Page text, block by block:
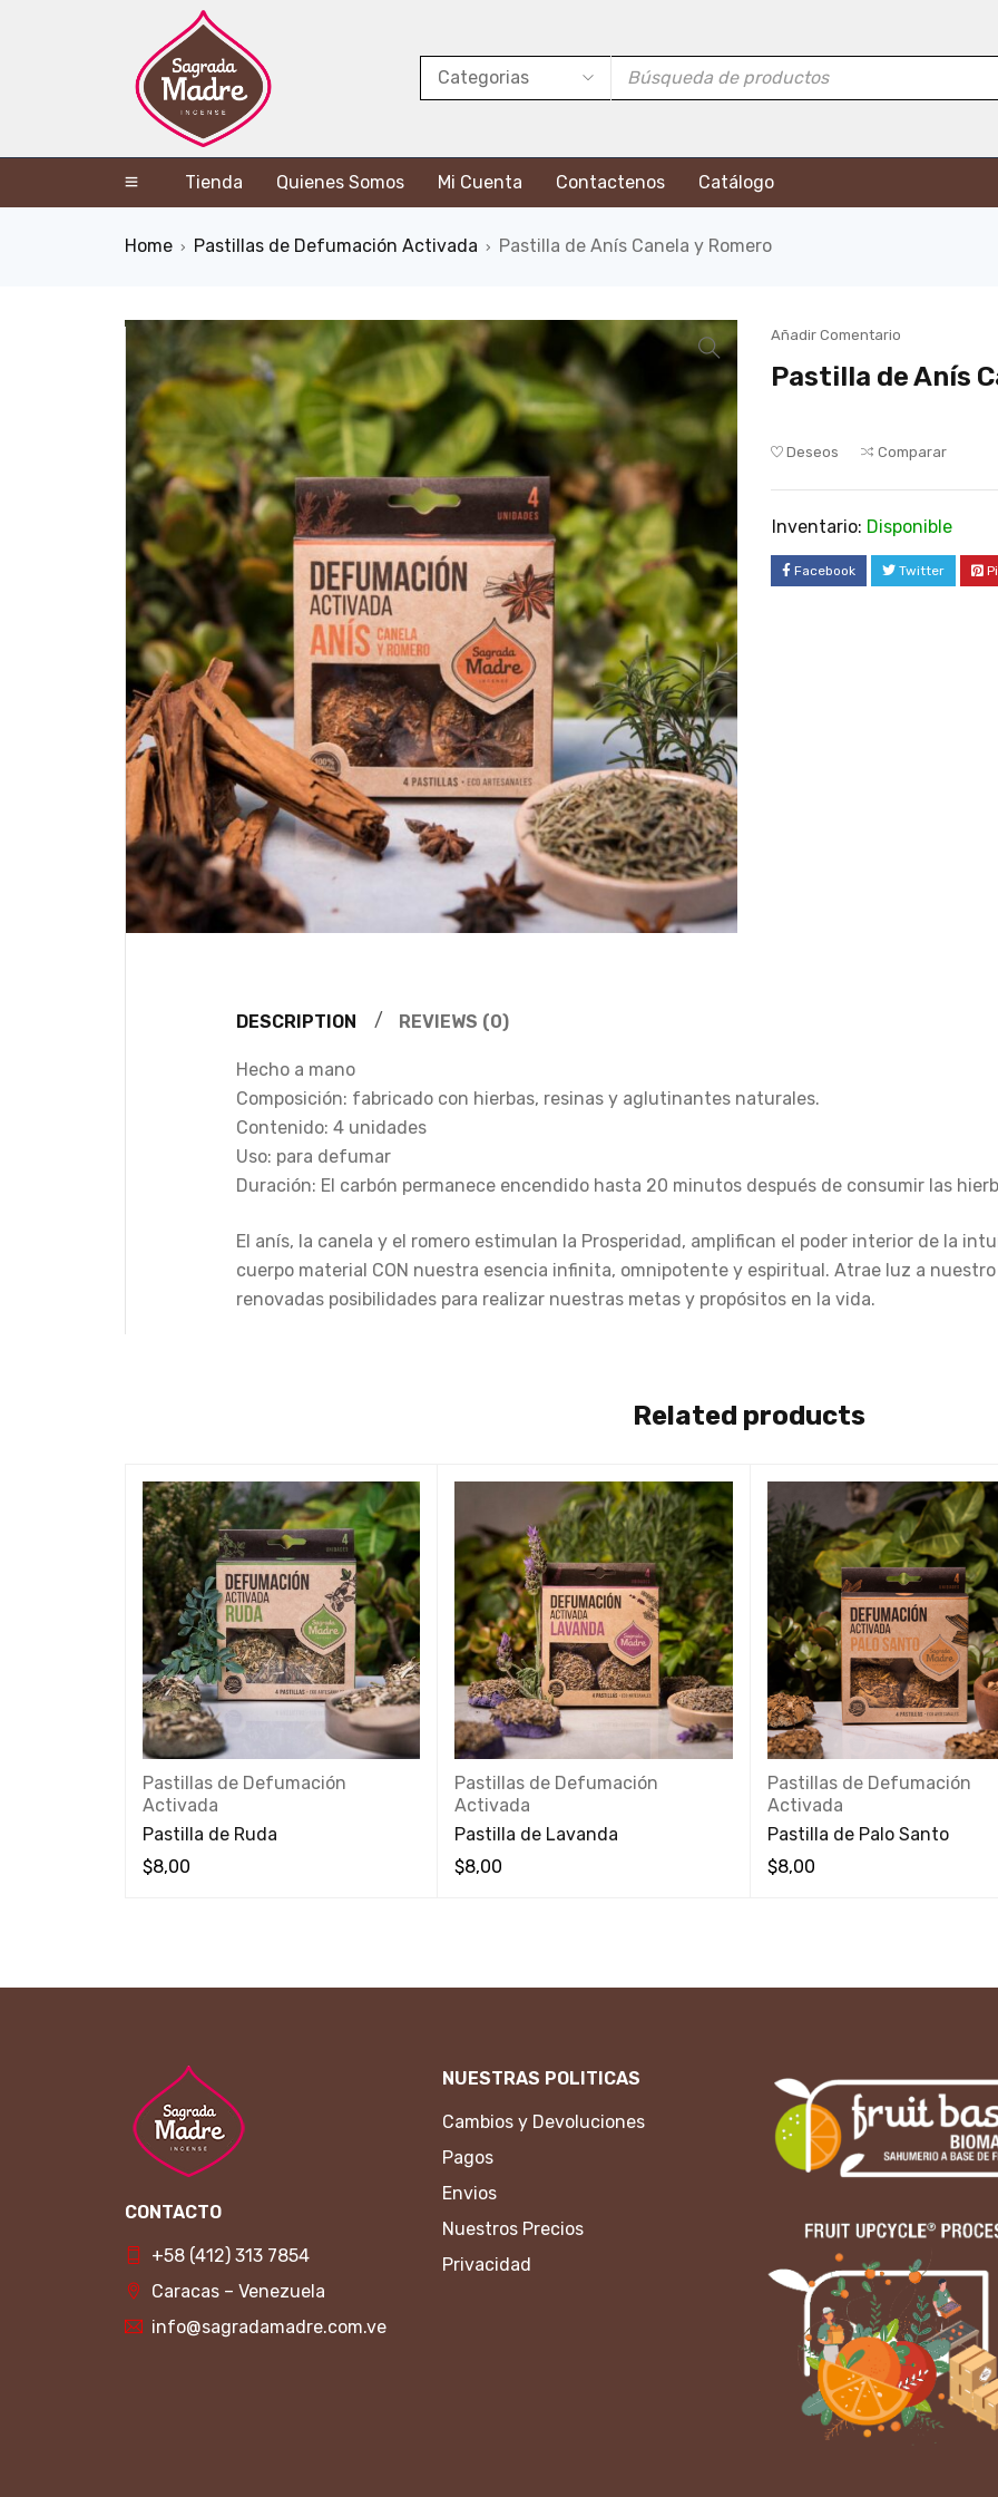
Tienda Quienes Somos Mi Cuenta Contactenos Catálogo
Home › Pastillas de Defumación Activada › Pastilla de Anís Canela y Romero
Añadir Comentario
Pastilla de Anís
Deseos Comparar
Inventario: Disponible
Facebook Twitter
DESCRIPTION REVIEWS (0)
Hecho a mano
Composición: fabricado con hierbas, resinas y aglutinantes naturales.
Contenido: 4 unidades
Uso: para defumar
Duración: El carbón permanece encendido hasta 20 minutos después de consumir las
El anís, la canela y el romero estimulan la Prosperidad, amplifican el poder interior de la
cuerpo material CON nuestra esencia infinita, omnipotente y espiritual. Atrae luz a
renovadas posibilidades para realizar nuestras metas y propósitos en la vida.
Related products
Pastillas de Defumación
Activada
Pastilla de Ruda
$8,00
Pastillas de Defumación
Activada
Pastilla de Lavanda
$8,00
Pastillas de Defumación
Activada
Pastilla de Palo Santo
$8,00
CONTACTO
+58 (412) 313 7854
Caracas – Venezuela
info@sagradamadre.com.ve
NUESTRAS POLITICAS
Cambios y Devoluciones
Pagos
Envios
Nuestros Precios
Privacidad